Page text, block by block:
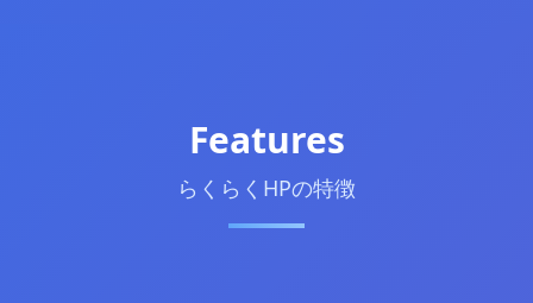
Features
らくらくHPの特徴